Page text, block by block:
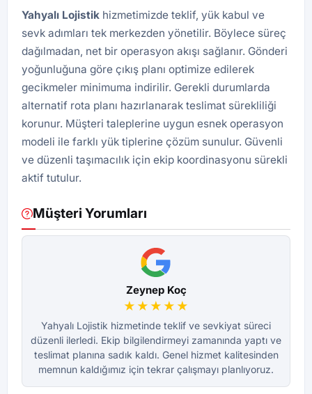
Yahyalı Lojistik hizmetimizde teklif, yük kabul ve
sevk adımları tek merkezden yönetilir. Böylece süreç
dağılmadan, net bir operasyon akışı sağlanır. Gönderi
yoğunluğuna göre çıkış planı optimize edilerek
gecikmeler minimuma indirilir. Gerekli durumlarda
alternatif rota planı hazırlanarak teslimat sürekliliği
korunur. Müşteri taleplerine uygun esnek operasyon
modeli ile farklı yük tiplerine çözüm sunulur. Güvenli
ve düzenli taşımacılık için ekip koordinasyonu sürekli
aktif tutulur.
Müşteri Yorumları
Zeynep Koç
★★★★★
Yahyalı Lojistik hizmetinde teklif ve sevkiyat süreci
düzenli ilerledi. Ekip bilgilendirmeyi zamanında yaptı ve
teslimat planına sadık kaldı. Genel hizmet kalitesinden
memnun kaldığımız için tekrar çalışmayı planlıyoruz.